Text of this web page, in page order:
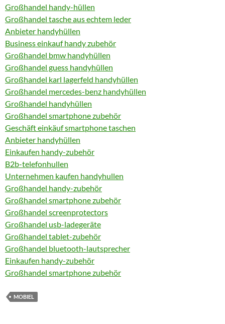
Großhandel handy-hüllen
Großhandel tasche aus echtem leder
Anbieter handyhüllen
Business einkauf handy zubehör
Großhandel bmw handyhüllen
Großhandel guess handyhüllen
Großhandel karl lagerfeld handyhüllen
Großhandel mercedes-benz handyhüllen
Großhandel handyhüllen
Großhandel smartphone zubehör
Geschäft einkäuf smartphone taschen
Anbieter handyhüllen
Einkaufen handy-zubehör
B2b-telefonhullen
Unternehmen kaufen handyhullen
Großhandel handy-zubehör
Großhandel smartphone zubehör
Großhandel screenprotectors
Großhandel usb-ladegeräte
Großhandel tablet-zubehör
Großhandel bluetooth-lautsprecher
Einkaufen handy-zubehör
Großhandel smartphone zubehör
MOBIEL